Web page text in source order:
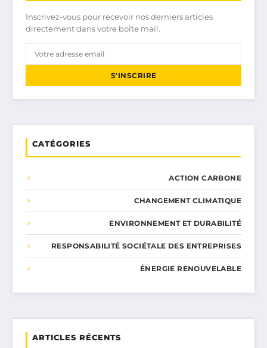
Inscrivez-vous pour recevoir nos derniers articles
directement dans votre boîte mail.
S'INSCRIRE
CATÉGORIES
ACTION CARBONE
CHANGEMENT CLIMATIQUE
ENVIRONNEMENT ET DURABILITÉ
RESPONSABILITÉ SOCIÉTALE DES ENTREPRISES
ÉNERGIE RENOUVELABLE
ARTICLES RÉCENTS